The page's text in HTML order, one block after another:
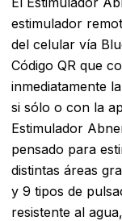
estimulador
del celular vía
Código QR que
inmediatamente
si sólo o con la
Estimulador
pensado para
distintas áreas
y 9 tipos de
resistente al